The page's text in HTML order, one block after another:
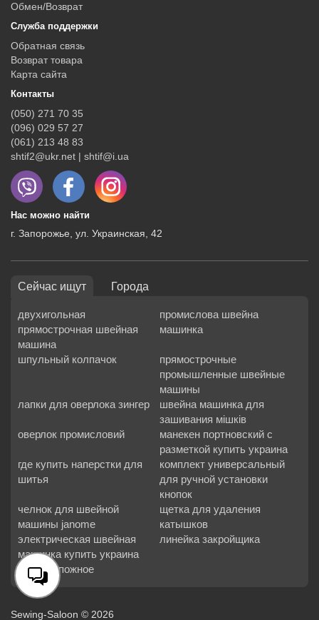
Обмен/Возврат
Служба поддержки
Обратная связь
Возврат товара
Карта сайта
Контакты
(050) 271 70 35
(096) 029 57 27
(061) 213 48 83
shtif2@ukr.net | shtif@i.ua
Нас можно найти
г. Запорожье, ул. Украинская, 42
Сейчас ищут Города
двухигольная
прямострочная швейная
машина
промислова швейна
машинка
шпульный колпачок
прямострочные
промышленные швейные
машины
лапки для оверлока зингер
швейна машинка для
зашивания мішків
оверлок промисловий
манекен портновский с
разметкой купить украина
где купить наперстки для
шитья
комплект универсальный
для ручной установки
кнопок
челнок для швейной
машины janome
щетка для удаления
катышков
электрическая швейная
машинка купить украина
линейка закройщика
шило сапожное
Sewing-Saloon © 2026